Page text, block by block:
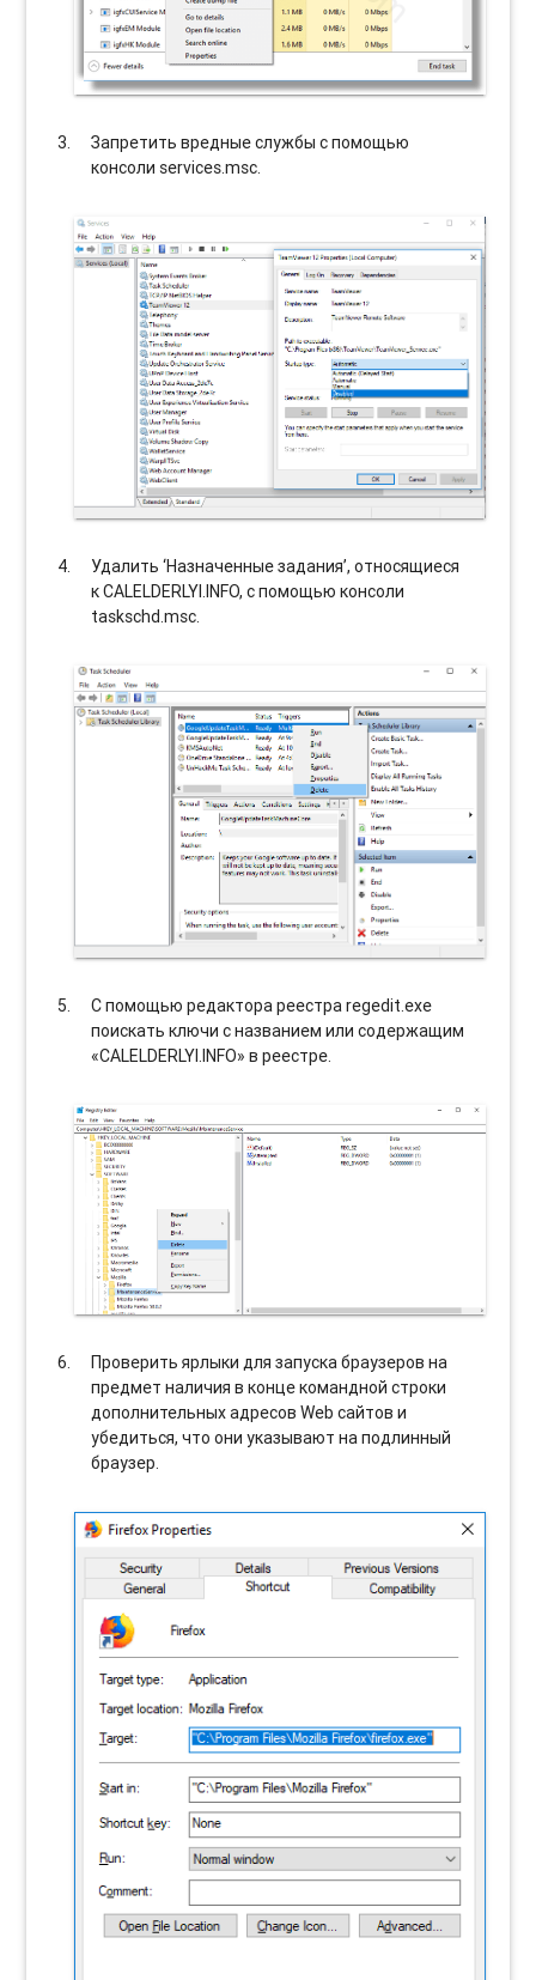
Запретить вредные службы с помощью
консоли services.msc.
Удалить ‘Назначенные задания’, относящиеся
к CALELDERLYI.INFO, с помощью консоли
taskschd.msc.
С помощью редактора реестра regedit.exe
поискать ключи с названием или содержащим
«CALELDERLYI.INFO» в реестре.
Проверить ярлыки для запуска браузеров на
предмет наличия в конце командной строки
дополнительных адресов Web сайтов и
убедиться, что они указывают на подлинный
браузер.